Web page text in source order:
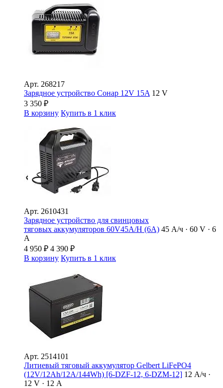
Арт. 268217
Зарядное устройство Сонар 12V 15A 12 V
3 350 ₽
В корзину Купить в 1 клик
Арт. 2610431
Зарядное устройство для свинцовых
тяговых аккумуляторов 60V45A/H (6A) 45 А/ч · 60 V · 6
А
4 950 ₽ 4 390 ₽
В корзину Купить в 1 клик
Арт. 2514101
Литиевый тяговый аккумулятор Gelbert LiFePO4
(12V/12Ah/12A/144Wh) [6-DZF-12, 6-DZM-12] 12 А/ч ·
12 V · 12 А